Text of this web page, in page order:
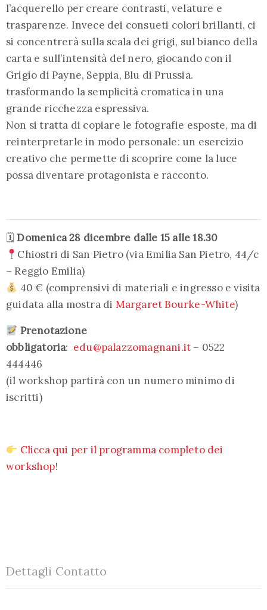
l’acquerello per creare contrasti, velature e
trasparenze. Invece dei consueti colori brillanti, ci
si concentrerà sulla scala dei grigi, sul bianco della
carta e sull’intensità del nero, giocando con il
Grigio di Payne, Seppia, Blu di Prussia.
trasformando la semplicità cromatica in una
grande ricchezza espressiva.
Non si tratta di copiare le fotografie esposte, ma di
reinterpretarle in modo personale: un esercizio
creativo che permette di scoprire come la luce
possa diventare protagonista e racconto.
🗓Domenica 28 dicembre dalle 15 alle 18.30
Chiostri di San Pietro (via Emilia San Pietro, 44/c
– Reggio Emilia)
40 € (comprensivi di materiali e ingresso e visita
guidata alla mostra di Margaret Bourke-White)
Prenotazione
obbligatoria: edu@palazzomagnani.it – 0522
444446
(il workshop partirà con un numero minimo di
iscritti)
Clicca qui per il programma completo dei
workshop!
Dettagli Contatto